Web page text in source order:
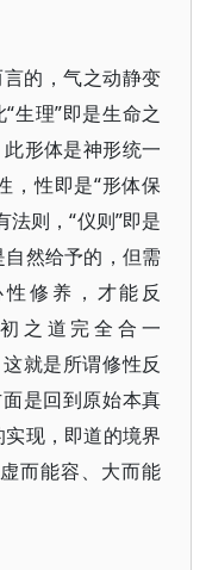
的，气之动静变
生理”即是生命之
形体是神形统一
，性即是“形体保
则，“仪则”即是
然给予的，但需
修养，才能反
之道完全合一
就是所谓修性反
是回到原始本真
现，即道的境界
而能容、大而能